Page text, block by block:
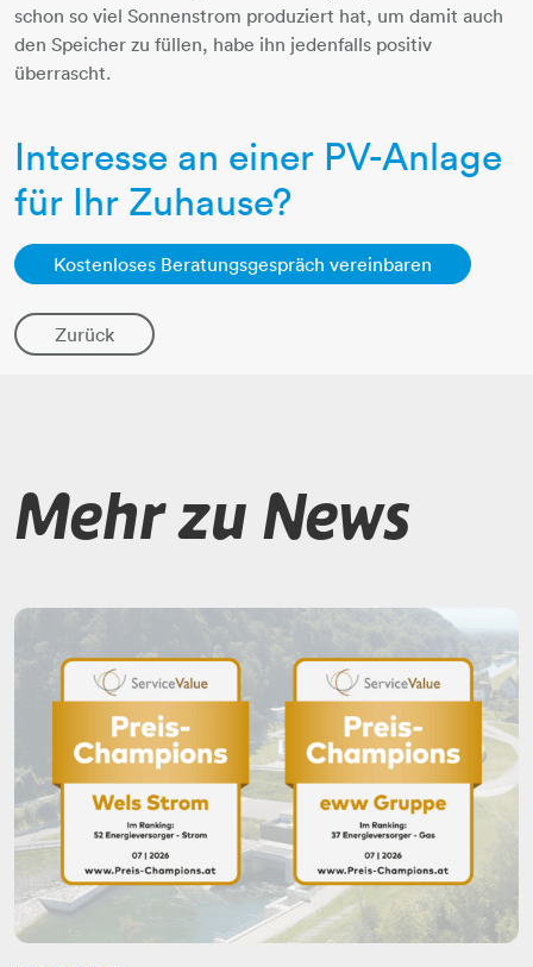
schon so viel Sonnenstrom produziert hat, um damit auch
den Speicher zu füllen, habe ihn jedenfalls positiv
überrascht.
Interesse an einer PV-Anlage
für Ihr Zuhause?
Kostenloses Beratungsgespräch vereinbaren
Zurück
Mehr zu News